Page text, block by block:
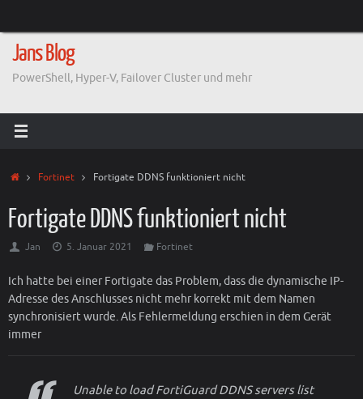
springen
Jans Blog
PowerShell, Hyper-V, Failover Cluster und mehr
StartFortinet Fortigate DDNS funktioniert nicht
Fortigate DDNS funktioniert nicht
Jan 5. Januar 2021 Fortinet
Ich hatte bei einer Fortigate das Problem, dass die dynamische IP-
Adresse des Anschlusses nicht mehr korrekt mit dem Namen
synchronisiert wurde. Als Fehlermeldung erschien in dem Gerät
immer
Unable to load FortiGuard DDNS servers list